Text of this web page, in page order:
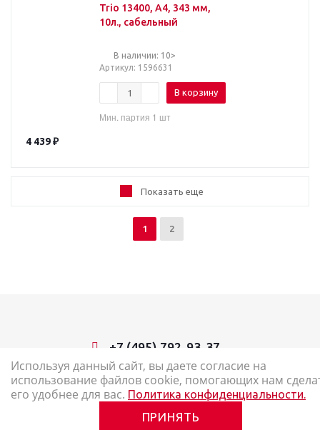
Trio 13400, A4, 343 мм,
10л., сабельный
В наличии: 10>
Артикул: 1596631
В корзину
Мин. партия 1 шт
4 439₽
Показать еще
1 2
+7 (495) 792-93-37
2026 © Наш Карандаш: интернет-магазин канцелярских товаров
Карта сайта
Используя данный сайт, вы даете согласие на
использование файлов cookie, помогающих нам
его удобнее для вас. Политика конфиденциальности.
ПРИНЯТЬ